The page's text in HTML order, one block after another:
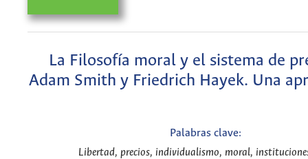
La Filosofía moral y el sistema de
Adam Smith y Friedrich Hayek. Una
Palabras clave:
Libertad, precios, individualismo, moral,